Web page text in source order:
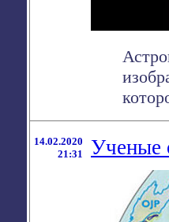
14.02.2020
21:31
Ученые